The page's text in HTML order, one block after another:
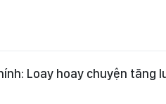
Loay hoay chuyện tăng